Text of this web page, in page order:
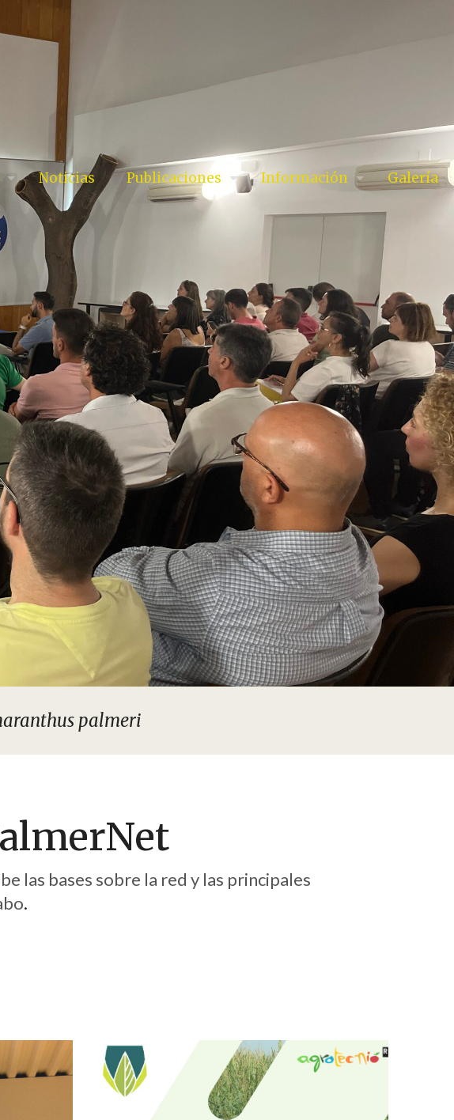
Noticias Publicaciones Información Galería
palmeri
las bases sobre la red y las principales
.